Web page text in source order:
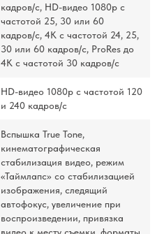
кадров/ с, HD-видео 1080p с
частотой 25, 30 или 60
кадров/ с, 4K с частотой 24, 25,
30 или 60 кадров/ с, ProRes до
4K с частотой 30 кадров/ с
HD-видео 1080р с частотой 120
и 240 кадров/ с
Вспышка True Tone,
кинематографическая
стабилизация видео, режим
«Таймлапс» со стабилизацией
изображения, следящий
автофокус, увеличение при
воспроизведении, привязка